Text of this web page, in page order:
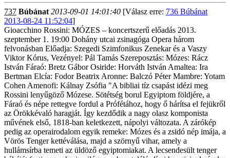
737 Búbánat 2013-09-01 14:01:40 [Válasz erre: 736 Búbánat
2013-08-24 11:52:04]
Gioacchino Rossini: MÓZES – koncertszerű előadás 2013.
szeptember 1. 19:00 Dohány utcai zsinagóga Opera három
felvonásban Előadja: Szegedi Szimfonikus Zenekar és a Vaszy
Viktor Kórus, Vezényel: Pál Tamás Szereposztás: Mózes: Rácz
István Fáraó: Bretz Gábor Osiride: Horváth István Amaltea: Ira
Bertman Elcía: Fodor Beatrix Aronne: Balczó Péter Mambre: Yotam
Cohen Amenofi: Kálnay Zsófia "A bibliai tíz csapást idézi meg
Rossini lenyűgöző Mózese. Sötétség borul Egyiptom földjére, a
Fáraó és népe rettegve fordul a Prófétához, hogy ő hárítsa el fejükről
az Örökkévaló haragját. Így kezdődik a nagy olasz komponista
művének első, 1818-ban keletkezett, nápolyi változata. A zárókép
pedig az operairodalom egyik remeke: Mózes és a zsidó nép imája, a
Vörös Tenger kettéválása, majd a szörnyű vihar, amely a
hullámsírba temeti az üldöző egyiptomiakat. A lecsendesült tenger